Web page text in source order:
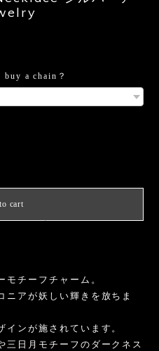
buy a chain？
cart
モチーフチャーム。
ニアが妖しい輝きを放ちま
インが施されています。
三日月モチーフのダークネス